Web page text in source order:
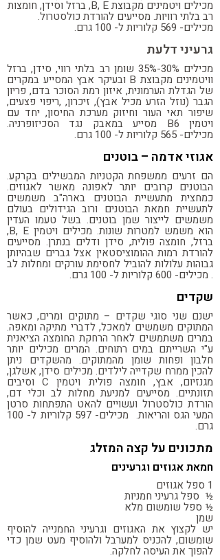
מכילים ויטמינים מקבוצתB, E, ברזל וסידן, חומצות
רב בלתי רוויות. מסייעים להורדת כולסטרול.
מכילים- 569 קלוריות ל- 100 גרם.
גרעיני דלעת
מכילים 30%-35% שומן רב בלתי רווי, סידן, ברזל
וויטמינים מקבוצת B ובעיקר אבץ המסייע במקרים
של הגדלת הערמונית, איזון רמת הסוכר בדם, פריון
הגבר (נוזל הזרע מכיל אבץ), זיכרון, ,ריפוי פצעים,
שיפור תאי העור וחיזוק מערכת החיסון, יחד עם
ויטמין B6 מסייע במאבק נגד הסכיזופרניה.
מכילים- 565 קלוריות ל- 100 גרם.
אגוזי אדמה – בוטנים
הם זרעים ממשפחת הקטניות המבשילים בקרקע.
הבוטנים קרובים יותר לאפונה מאשר לאגוזים.
כמחצית מתעשיית הבוטנים בארה"ב משמשים
לתעשיית חמאת הבוטנים ורוב הגידולים בעולם
משמשים לייצור שמן בוטנים. בשל טעמו העדין
הוא משמש למטרות שונות. מכילים ויטמין B, E
,
ברזל, חומצה פולית, סידן ודלים בנתרן. מסייעים
להורדת רמות ההומוציסטאין אצל גברים שבהיותן
גבוהות עלולות להוביל לחסימת עורקים ומחלות לב
. מכילים- 600 קלוריות ל- 100 גרם.
שקדים
ישנם שני סוגי שקדים – מתוקים ומרים, כאשר
המתוקים משמשים למאכל, לדברי מתיקה ומאפה.
במרים משתמשים לאחר הרחקת החומצה הציאנית
ע"י השרייתם במים רתוחים. המרים מכילים יותר
חלבון ופחות שומן מהמתוקים. מהשקדים ניתן
להכין ממרח שקדייה לילדים. מכילים סידן, אשלגן,
מגנזיום, אבץ, חומצה פולית ויטמין Cוסיבים
תזונתיים. מסייעים למניעת מחלות לב וכלי דם,
הורדת כולסטרול ועשויים להאט התפתחות סרטן
המעי הגס והריאות. מכילים- 597 קלוריות ל- 100
גרם.
מתכונים על קצה המזלג
חמאת אגוזים וגרעינים
1 ספל אגוזים
½ ספל גרעיני חמניות
½ ספל שומשום מלא
שמן
יש לקצוץ את האגוזים וגרעיני החמנייה להוסיף
שומשום, להכניס למערבל ולהוסיף מעט שמן כדי
להפוך את העיסה לחלקה.